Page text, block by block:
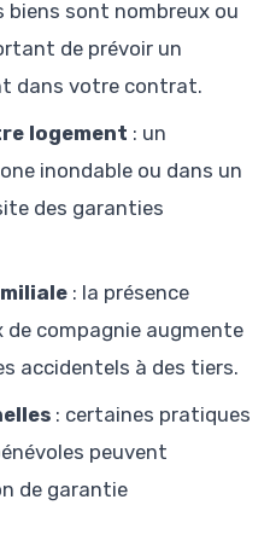
biens sont nombreux ou
de prévoir un
dans votre contrat.
logement : un
inondable ou dans un
des garanties
: la présence
compagnie augmente
accidentels à des tiers.
: certaines pratiques
peuvent
de garantie